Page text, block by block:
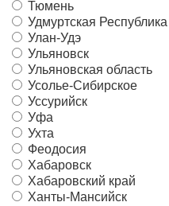
Тюмень
Удмуртская Республика
Улан-Удэ
Ульяновск
Ульяновская область
Усолье-Сибирское
Уссурийск
Уфа
Ухта
Феодосия
Хабаровск
Хабаровский край
Ханты-Мансийск